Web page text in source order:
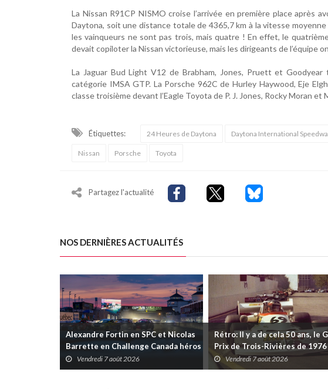
La Nissan R91CP NISMO croise l’arrivée en première place après
Daytona, soit une distance totale de 4365,7 km à la vitesse
les vainqueurs ne sont pas trois, mais quatre ! En effet, le
devait copiloter la Nissan victorieuse, mais les dirigeants de l’équipe
La Jaguar Bud Light V12 de Brabham, Jones, Pruett et
catégorie IMSA GTP. La Porsche 962C de Hurley Haywood, Eje
classe troisième devant l’Eagle Toyota de P. J. Jones, Rocky Moran et
Étiquettes: 24 Heures de Daytona Daytona International
Nissan Porsche Toyota
Partagez l'actualité
NOS DERNIÈRES ACTUALITÉS
Alexandre Fortin en SPC et Nicolas
Barrette en Challenge Canada héros
des premières courses du week-end
au GP3R
Vendredi 7 août 2026
Rétro: Il y a de cela 50 ans, le
Prix de Trois-Rivières de 1976
Vendredi 7 août 2026